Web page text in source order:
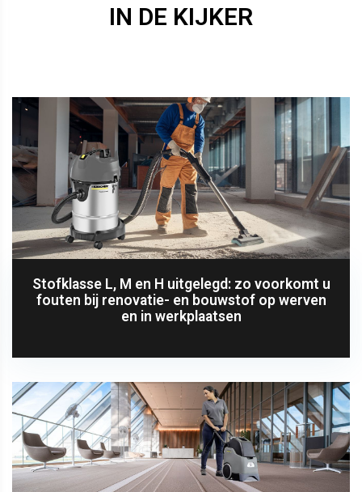
IN DE KIJKER
Stofklasse L, M en H uitgelegd: zo voorkomt u
fouten bij renovatie- en bouwstof op werven
en in werkplaatsen